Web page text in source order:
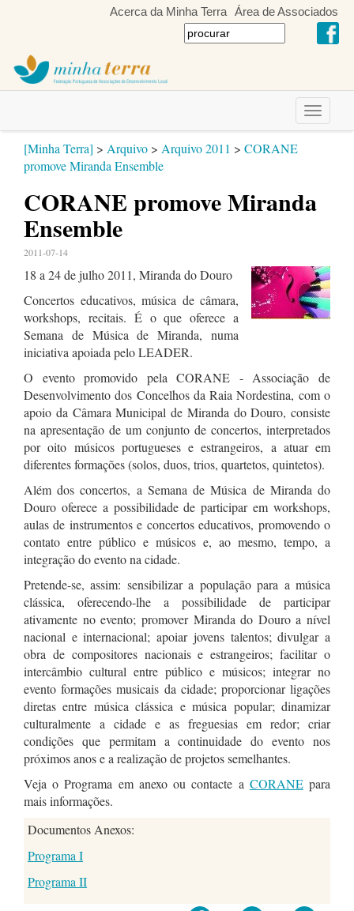
Acerca da Minha Terra Área de Associados
Toggle
[Minha Terra] > Arquivo > Arquivo 2011 > CORANE
promove Miranda Ensemble
CORANE promove Miranda
Ensemble
2011-07-14
18 a 24 de julho 2011, Miranda do Douro
Concertos educativos, música de câmara,
workshops, recitais. É o que oferece a
Semana de Música de Miranda, numa
iniciativa apoiada pelo LEADER.
O evento promovido pela CORANE - Associação de
Desenvolvimento dos Concelhos da Raia Nordestina, com o
apoio da Câmara Municipal de Miranda do Douro, consiste
na apresentação de um conjunto de concertos, interpretados
por oito músicos portugueses e estrangeiros, a atuar em
diferentes formações (solos, duos, trios, quartetos, quintetos).
Além dos concertos, a Semana de Música de Miranda do
Douro oferece a possibilidade de participar em workshops,
aulas de instrumentos e concertos educativos, promovendo o
contato entre público e músicos e, ao mesmo, tempo, a
integração do evento na cidade.
Pretende-se, assim: sensibilizar a população para a música
clássica, oferecendo-lhe a possibilidade de participar
ativamente no evento; promover Miranda do Douro a nível
nacional e internacional; apoiar jovens talentos; divulgar a
obra de compositores nacionais e estrangeiros; facilitar o
intercâmbio cultural entre público e músicos; integrar no
evento formações musicais da cidade; proporcionar ligações
diretas entre música clássica e música popular; dinamizar
culturalmente a cidade e as freguesias em redor; criar
condições que permitam a continuidade do evento nos
próximos anos e a realização de projetos semelhantes.
Veja o Programa em anexo ou contacte a CORANEpara
mais informações.
Documentos Anexos:
Programa I
Programa II